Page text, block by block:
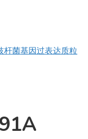
杆菌基因过表达质粒